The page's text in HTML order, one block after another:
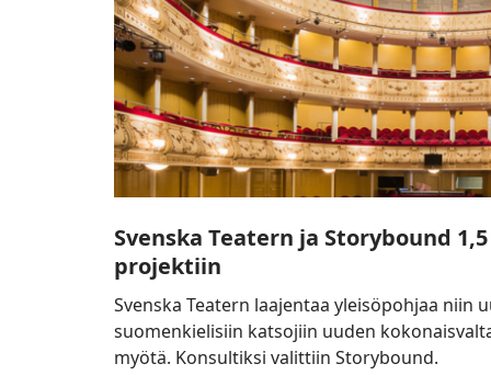
Svenska Teatern ja Storybound
projektiin
Svenska Teatern laajentaa yleisöpohjaa niin
suomenkielisiin katsojiin uuden
myötä. Konsultiksi valittiin Storybound.